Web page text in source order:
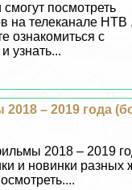
посмотреть
на телеканале НТВ ,
ознакомиться с
узнать...
– 2019 года
2018 – 2019
и новинки разных